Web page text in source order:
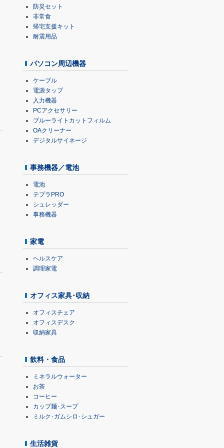
防災セット
非常食
帰宅支援キット
耐震用品
パソコン周辺機器
ケーブル
電源タップ
入力機器
PCアクセサリー
ブルーライトカットフィルム
OAクリーナー
デジタルサイネージ
事務機器／電池
電池
テプラPRO
シュレッダー
事務機器
家電
ヘルスケア
調理家電
オフィス家具･収納
オフィスチェア
オフィスデスク
収納家具
飲料・食品
ミネラルウォーター
お茶
コーヒー
カップ麺･スープ
ミルク･ガムシロ･シュガー
生活雑貨